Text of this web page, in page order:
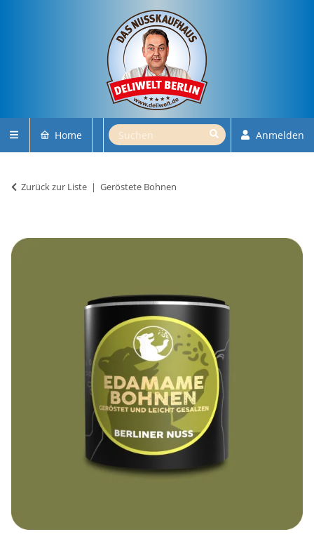
Home Anmelden
Zurück zur Liste Geröstete Bohnen